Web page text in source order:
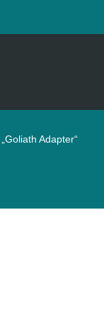
Adapter“